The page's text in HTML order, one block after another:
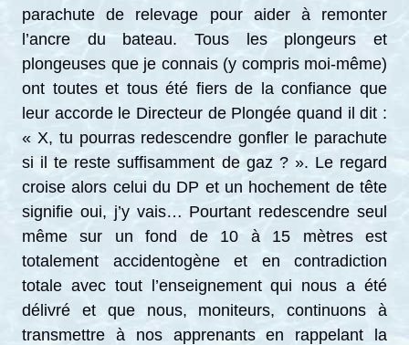
parachute de relevage pour aider à remonter
l’ancre du bateau. Tous les plongeurs et
plongeuses que je connais (y compris moi-même)
ont toutes et tous été fiers de la confiance que
leur accorde le Directeur de Plongée quand il dit :
« X, tu pourras redescendre gonfler le parachute
si il te reste suffisamment de gaz ? ». Le regard
croise alors celui du DP et un hochement de tête
signifie oui, j’y vais… Pourtant redescendre seul
même sur un fond de 10 à 15 mètres est
totalement accidentogène et en contradiction
totale avec tout l’enseignement qui nous a été
délivré et que nous, moniteurs, continuons à
transmettre à nos apprenants en rappelant la